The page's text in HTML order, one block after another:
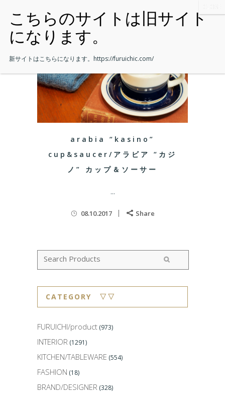
arabia “kasino”
cup&saucer/アラビア “カジ
ノ” カップ＆ソーサー
...
08.10.2017 Share
CATEGORY ▽▽
FURUICHI/product (973)
INTERIOR (1291)
KITCHEN/TABLEWARE (554)
FASHION (18)
BRAND/DESIGNER (328)
新サイトはこちらになります。 https://furuichic.com/